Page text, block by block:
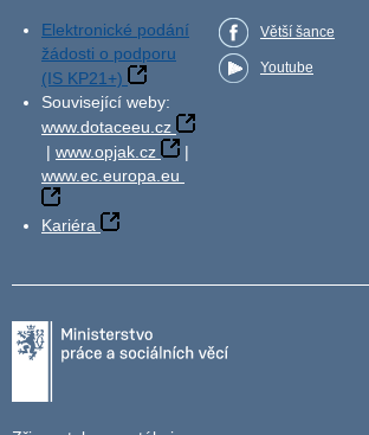
Elektronické podání
žádosti o podporu
(IS KP21+)
Související weby:
www.dotaceeu.cz
| www.opjak.cz
|
www.ec.europa.eu
Kariéra
Větší šance
Youtube